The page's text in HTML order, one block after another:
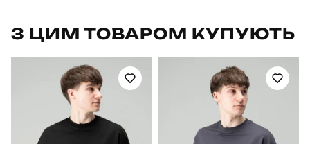
жилет
Призначення для повсякденного носіння
З ЦИМ ТОВАРОМ КУПУЮТЬ